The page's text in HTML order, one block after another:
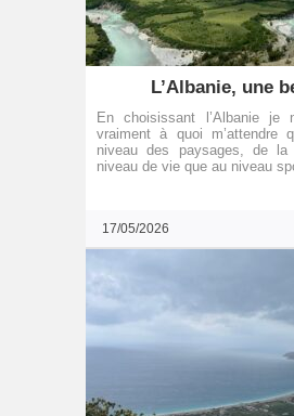
L’Albanie, une
En choisissant l’Albanie je
vraiment à quoi m’attendre
niveau des paysages, de la
niveau de vie que au niveau
17/05/2026